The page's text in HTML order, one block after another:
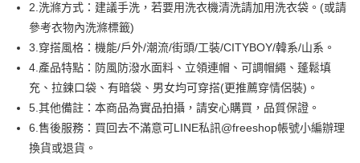
街口支付
悠遊付
ATM付款
運送方式
2.洗滌方式：建議手洗，若要用洗衣機清洗請加用洗衣袋。(或請
參考衣物內洗滌標籤)
3.穿搭風格：機能/戶外/潮流/街頭/工裝/CITYBOY/韓系/山系。
4.產品特點：防風防潑水面料、立領連帽、可調帽繩、蓬鬆填
充、拉鍊口袋、有暗袋、男女均可穿搭(更推薦穿情侶裝)。
5.其他備註：本商品為實品拍攝，請安心購買，品質保證。
6.售後服務：買回去不滿意可LINE私訊@freeshop帳號小編辦理
換貨或退貨。